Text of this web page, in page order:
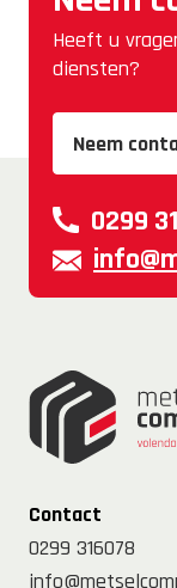
Heeft u
diensten?
Neem
0299
Contact
0299 316078